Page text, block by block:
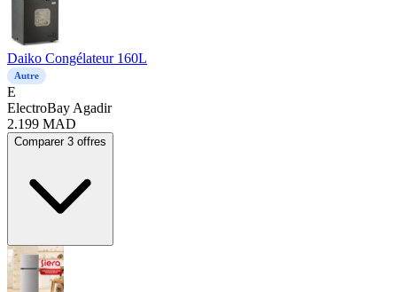
Daiko Congélateur 160L
Autre
E
ElectroBay Agadir
2.199 MAD
Comparer 3 offres